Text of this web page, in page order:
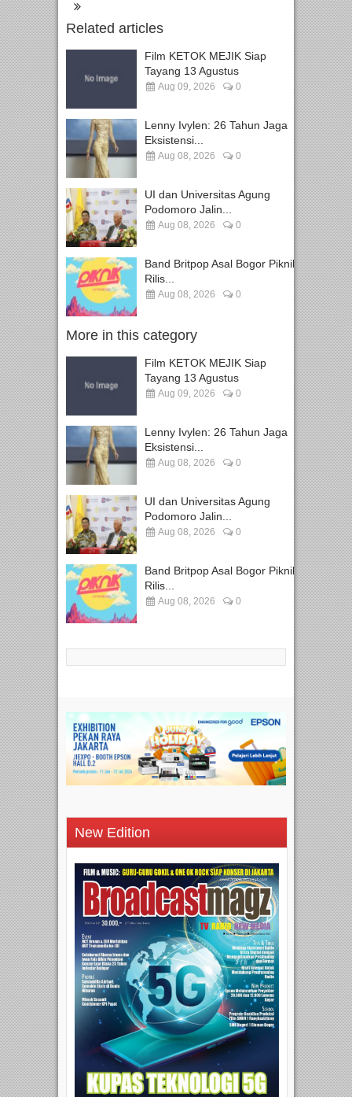
Related articles
Film KETOK MEJIK Siap
Tayang 13 Agustus
Aug 09, 2026 0
Lenny Ivylen: 26 Tahun Jaga
Eksistensi...
Aug 08, 2026 0
UI dan Universitas Agung
Podomoro Jalin...
Aug 08, 2026 0
Band Britpop Asal Bogor Piknik
Rilis...
Aug 08, 2026 0
More in this category
Film KETOK MEJIK Siap
Tayang 13 Agustus
Aug 09, 2026 0
Lenny Ivylen: 26 Tahun Jaga
Eksistensi...
Aug 08, 2026 0
UI dan Universitas Agung
Podomoro Jalin...
Aug 08, 2026 0
Band Britpop Asal Bogor Piknik
Rilis...
Aug 08, 2026 0
New Edition